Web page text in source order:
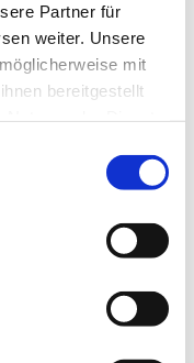
Partner für
weiter. Unsere
mit
bereitgestellt